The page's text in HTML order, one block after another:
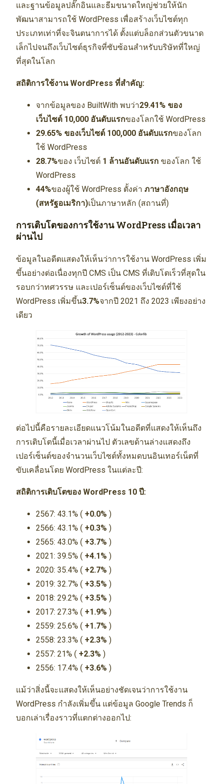
และฐานข้อมูลปลั๊กอินและธีมขนาดใหญ่ช่วยให้นัก
พัฒนาสามารถใช้ WordPress เพื่อสร้างเว็บไซต์ทุก
ประเภทเท่าที่จะจินตนาการได้ ตั้งแต่บล็อกส่วนตัวขนาด
เล็กไปจนถึงเว็บไซต์ธุรกิจที่ซับซ้อนสำหรับบริษัทที่ใหญ่
ที่สุดในโลก
สถิติการใช้งาน WordPress ที่สำคัญ:
จากข้อมูลของ BuiltWith พบว่า29.41% ของ
เว็บไซต์ 10,000 อันดับแรกของโลกใช้ WordPress
29.65% ของเว็บไซต์ 100,000 อันดับแรกของโลก
ใช้ WordPress
28.7%ของ เว็บไซต์ 1 ล้านอันดับแรกของโลก ใช้
WordPress
44%ของผู้ใช้ WordPress ตั้งค่า ภาษาอังกฤษ
(สหรัฐอเมริกา)เป็นภาษาหลัก (สถานที่)
การเติบโตของการใช้งาน WordPress เมื่อเวลา
ผ่านไป
ข้อมูลในอดีตแสดงให้เห็นว่าการใช้งาน WordPress เพิ่ม
ขึ้นอย่างต่อเนื่องทุกปี CMS เป็น CMS ที่เติบโตเร็วที่สุดใน
รอบกว่าทศวรรษ และเปอร์เซ็นต์ของเว็บไซต์ที่ใช้
WordPress เพิ่มขึ้น3.7%จากปี 2021 ถึง 2023 เพียงอย่าง
เดียว
ต่อไปนี้คือรายละเอียดแนวโน้มในอดีตที่แสดงให้เห็นถึง
การเติบโตนี้เมื่อเวลาผ่านไป ตัวเลขด้านล่างแสดงถึง
เปอร์เซ็นต์ของจำนวนเว็บไซต์ทั้งหมดบนอินเทอร์เน็ตที่
ขับเคลื่อนโดย WordPress ในแต่ละปี:
สถิติการเติบโตของ WordPress 10 ปี:
2567: 43.1% ( +0.0% )
2566: 43.1% ( +0.3% )
2565: 43.0% ( +3.7% )
2021: 39.5% ( +4.1% )
2020: 35.4% ( +2.7% )
2019: 32.7% ( +3.5% )
2018: 29.2% ( +3.5% )
2017: 27.3% ( +1.9% )
2559: 25.6% ( +1.7% )
2558: 23.3% ( +2.3% )
2557: 21% ( +2.3% )
2556: 17.4% ( +3.6% )
แม้ว่าสิ่งนี้จะแสดงให้เห็นอย่างชัดเจนว่าการใช้งาน
WordPress กำลังเพิ่มขึ้น แต่ข้อมูล Google Trends ก็
บอกเล่าเรื่องราวที่แตกต่างออกไป: